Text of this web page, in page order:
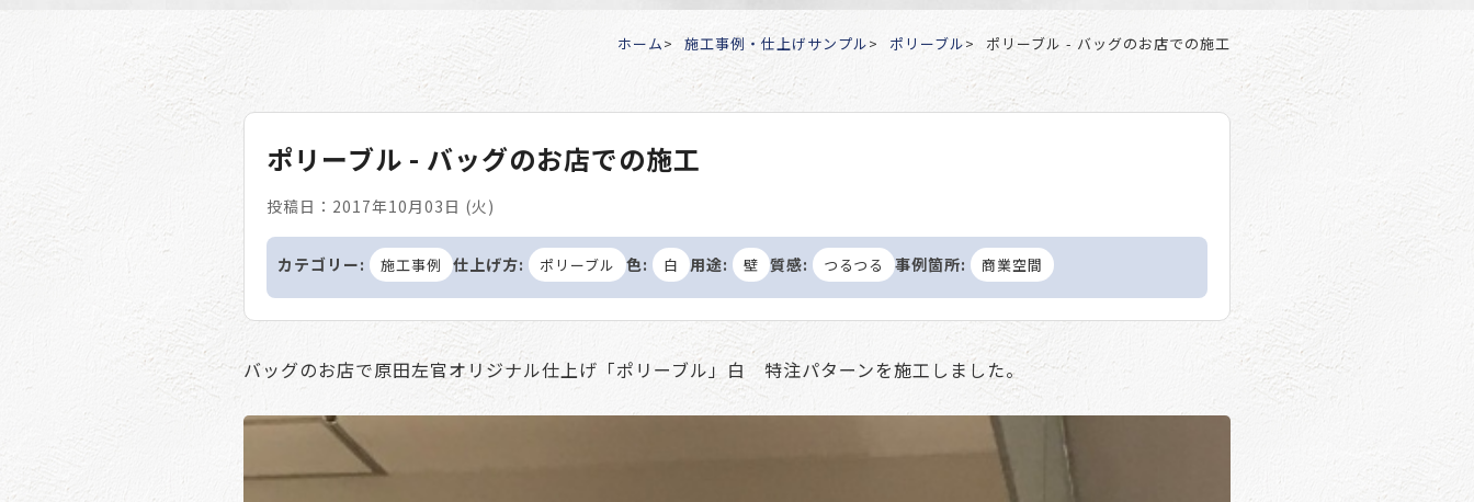
ホーム 施工事例・仕上げサンプル ポリーブル ポリーブル - バッグのお店での施工
ポリーブル - バッグのお店での施工
投稿日：2017年10月03日 (火)
カテゴリー: 施工事例 仕上げ方: ポリーブル 色: 白 用途: 壁 質感: つるつる 事例箇所: 商業空間
バッグのお店で原田左官オリジナル仕上げ「ポリーブル」白 特注パターンを施工しました。